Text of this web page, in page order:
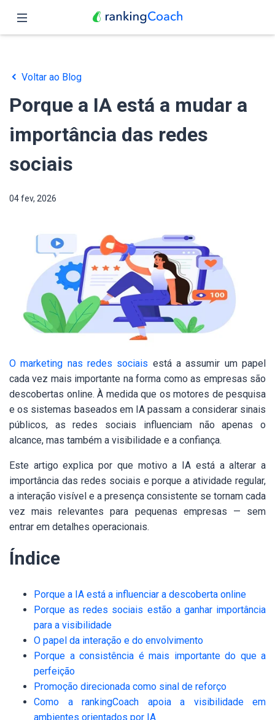
Funções
Preços
Parceiros
Blog
Português
Voltar ao Blog
Porque a IA está a mudar a
importância das redes
sociais
04 fev, 2026
O marketing nas redes sociais está a assumir um papel
cada vez mais importante na forma como as empresas são
descobertas online. À medida que os motores de pesquisa
e os sistemas baseados em IA passam a considerar sinais
públicos, as redes sociais influenciam não apenas o
alcance, mas também a visibilidade e a confiança.
Este artigo explica por que motivo a IA está a alterar a
importância das redes sociais e porque a atividade regular,
a interação visível e a presença consistente se tornam cada
vez mais relevantes para pequenas empresas — sem
entrar em detalhes operacionais.
Índice
Porque a IA está a influenciar a descoberta online
Porque as redes sociais estão a ganhar importância
para a visibilidade
O papel da interação e do envolvimento
Porque a consistência é mais importante do que a
perfeição
Promoção direcionada como sinal de reforço
Como a rankingCoach apoia a visibilidade em
ambientes orientados por IA